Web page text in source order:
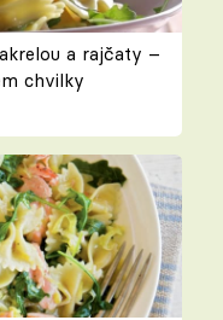
a rajčaty –
chvilky